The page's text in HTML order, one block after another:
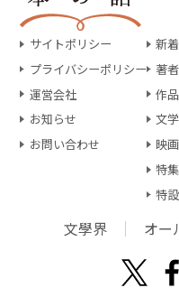
サイトポリシー
プライバシーポリシー
運営会社
お知らせ
お問い合わせ
新
著
作
文
映
特集
特
文學界 オー